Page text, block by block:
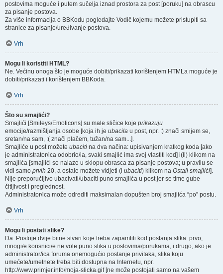
postovima moguće i putem sučelja iznad prostora za post [poruku] na obrascu
za pisanje postova.
Za više informacija o BBKodu pogledajte Vodič kojemu možete pristupiti sa
stranice za pisanje/uređivanje postova.
Vrh
Mogu li koristiti HTML?
Ne. Većinu onoga što je moguće dobiti/prikazati korištenjem HTMLa moguće je
dobiti/prikazati i korištenjem BBKoda.
Vrh
Što su smajlići?
Smajlići [Smileys/Emoticons] su male sličice koje prikazuju
emocije/razmišljanja osobe [koja ih je ubacila u post, npr. :) znači smijem se,
sretan/na sam, :( znači plačem, tužan/na sam...].
Smajliće u post možete ubaciti na dva načina: upisivanjem kratkog koda [ako
je administrator/ica odobrio/la, svaki smajlić ima svoj vlastiti kod] i(li) klikom na
smajlića [smajlići se nalaze u sklopu obrasca za pisanje postova; u pravilu se
vidi samo prvih 20, a ostale možete vidjeti (i ubaciti) klikom na Ostali smajlići].
Nije preporučljivo ubacivati/ubaciti puno smajlića u post jer se time gube
čitljivost i preglednost.
Administrator/ica može odrediti maksimalan dopušten broj smajlića “po” postu.
Vrh
Mogu li postati slike?
Da. Postoje dvije bitne stvari koje treba zapamtiti kod postanja slika: prvo,
mnogi/e korisnici/e ne vole puno slika u postovima/porukama, i drugo, ako je
administrator/ica foruma onemogućio postanje privitaka, slika koju
umećete/umetnete treba biti dostupna na Internetu, npr.
http://www.primjer.info/moja-slicka.gif [ne može postojati samo na vašem